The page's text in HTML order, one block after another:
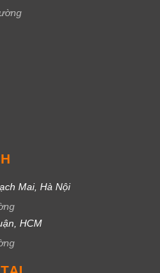
Mai, Hà Nội
HCM